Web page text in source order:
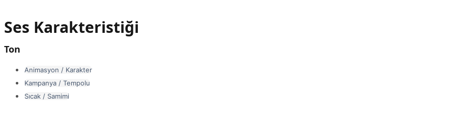
Ses Karakteristiği
Ton
Animasyon / Karakter
Kampanya / Tempolu
Sıcak / Samimi